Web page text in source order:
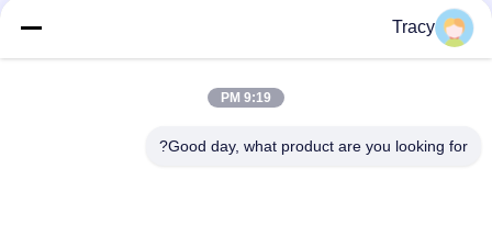
فئات شعبية
Tracy
9:19 PM
Good day, what product are you looking for?